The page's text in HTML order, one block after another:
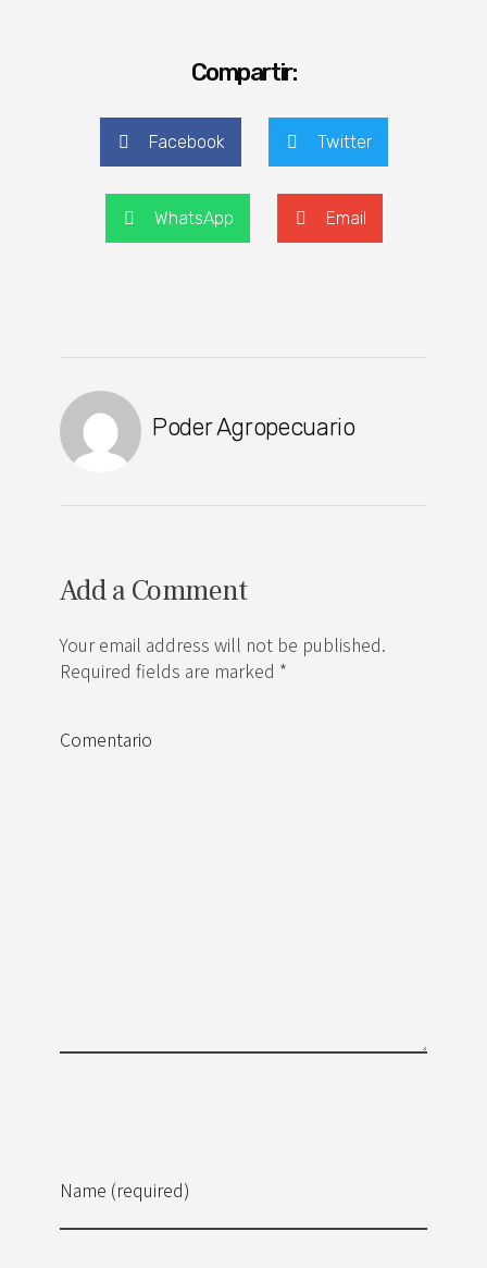
Compartir:
Facebook Twitter
WhatsApp Email
Poder Agropecuario
Add a Comment
Your email address will not be published.
Required fields are marked *
Name (required)
Comentario